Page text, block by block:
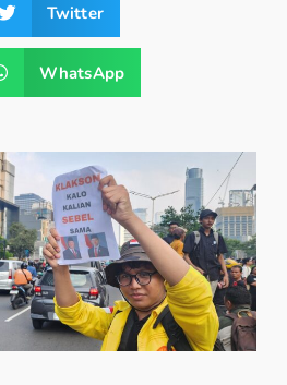
Twitter
WhatsApp